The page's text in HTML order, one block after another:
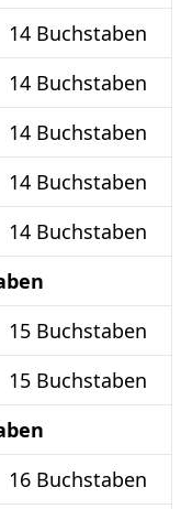
14 Buchstaben
14 Buchstaben
14 Buchstaben
14 Buchstaben
14 Buchstaben
15 Buchstaben
15 Buchstaben
16 Buchstaben